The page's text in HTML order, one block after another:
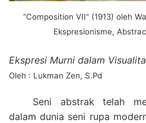
“Composition VII” (1913) oleh
Ekspresionisme,
Ekspresi Murni dalam
Oleh : Lukman Zen, S.Pd
Seni abstrak telah
dalam dunia seni rupa